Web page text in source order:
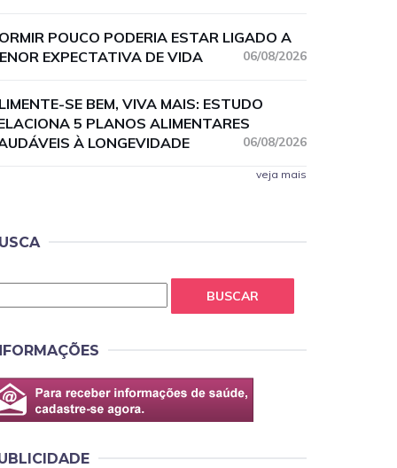
POUCO PODERIA ESTAR LIGADO A
EXPECTATIVA DE VIDA
06/08/2026
SE BEM, VIVA MAIS: ESTUDO
5 PLANOS ALIMENTARES
À LONGEVIDADE
06/08/2026
veja mais
BUSCAR